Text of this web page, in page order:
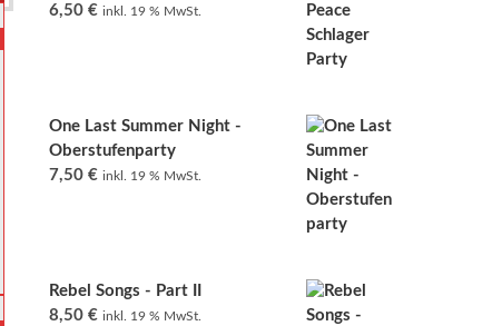
6,50 € inkl. 19 % MwSt.
One Last Summer Night -
Oberstufenparty
7,50 € inkl. 19 % MwSt.
Rebel Songs - Part II
8,50 € inkl. 19 % MwSt.